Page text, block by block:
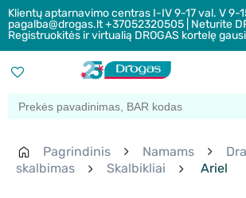
Klientų aptarnavimo centras I-IV 9-17 val. V 9-
pagalba@drogas.lt +37052320505 | Neturite
Registruokitės ir virtualią DROGAS kortelę
Pagrindinis Namams
skalbimas
Skalbikliai Ariel